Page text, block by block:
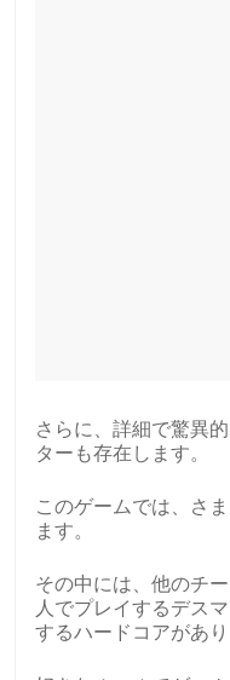
さらに、詳細で驚異
ターも存在します。
このゲームでは、さ
ます。
その中には、他のチ
人でプレイするデス
するハードコアがあり